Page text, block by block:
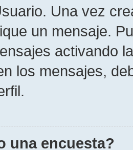
Una vez
un mensaje.
activando
los mensajes,
una encuesta?